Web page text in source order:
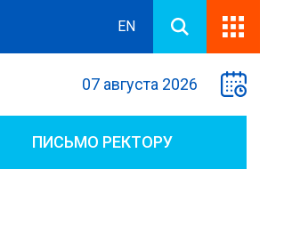
EN
07 августа 2026
ПИСЬМО РЕКТОРУ